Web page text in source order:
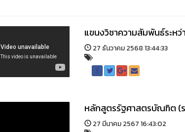
แขนงวิชาความสัมพันธ์ระห
27 ธันวาคม 2568 13:44:33
หลักสูตรรัฐศาสตรบัณฑิต (ร
27 มีนาคม 2567 16:43:02